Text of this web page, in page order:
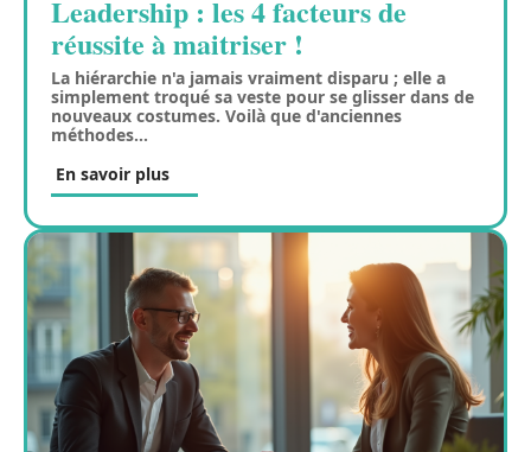
Leadership : les 4 facteurs de
réussite à maitriser !
La hiérarchie n'a jamais vraiment disparu ; elle a
simplement troqué sa veste pour se glisser dans de
nouveaux costumes. Voilà que d'anciennes
méthodes…
En savoir plus